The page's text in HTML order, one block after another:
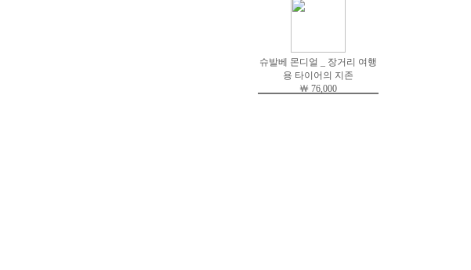
슈발베 몬디얼 _ 장거리 여행
용 타이어의 지존
￦ 76,000